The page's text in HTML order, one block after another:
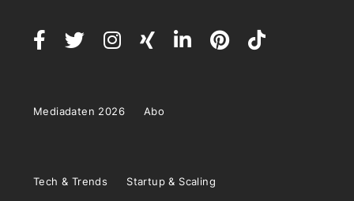
Mediadaten 2026 Abo
Tech & Trends Startup & Scaling